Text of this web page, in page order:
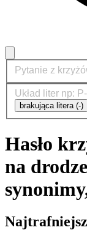
brakująca litera (-)
Hasło
na drodze